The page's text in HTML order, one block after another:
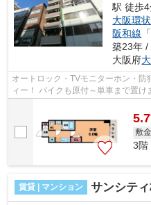
駅 徒歩
大阪環
阪和線 「
築23年 /
大阪府
オートロック・TVモニターホン・
ィー！ バイクも原付～単車まで置けますので、バイクをお持ちの方は嬉しい
ですね！！
5.7
敷金
3階
賃貸 | マンション サンシテ